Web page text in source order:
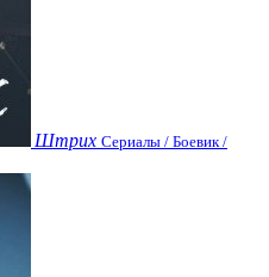
Штрих Сериалы / Боевик /